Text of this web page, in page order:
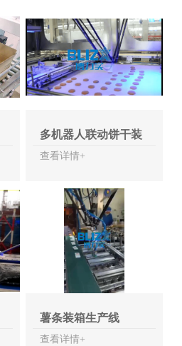
多机器人联动饼干装
盒机
查看详情+
薯条装箱生产线
查看详情+